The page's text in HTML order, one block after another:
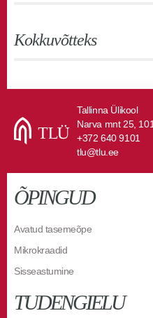
Kokkuvõtteks
Tallinna Ülikool
Narva mnt 25,
+372 640 9101
tlu@tlu.ee
ÕPINGUD
Avatud tasemeõpe
Mikrokraadid
Sisseastumine
TUDENGIELU